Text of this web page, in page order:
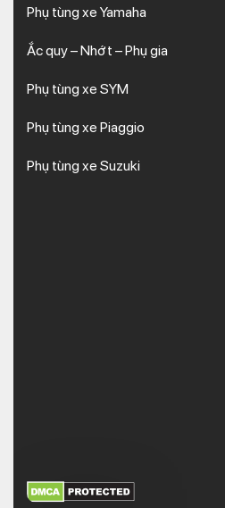
Phụ tùng xe Yamaha
Ắc quy – Nhớt – Phụ gia
Phụ tùng xe SYM
Phụ tùng xe Piaggio
Phụ tùng xe Suzuki
XEM THÊM